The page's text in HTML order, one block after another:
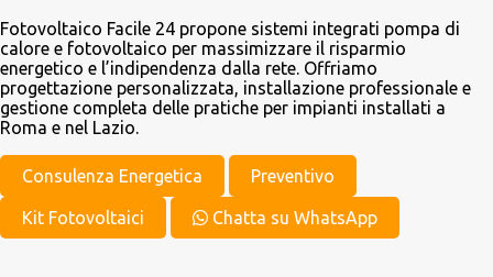
Fotovoltaico Facile 24 propone sistemi integrati pompa di
calore e fotovoltaico per massimizzare il risparmio
energetico e l’indipendenza dalla rete. Offriamo
progettazione personalizzata, installazione professionale e
gestione completa delle pratiche per impianti installati a
Roma e nel Lazio.
Consulenza Energetica Preventivo
Kit Fotovoltaici Chatta su WhatsApp